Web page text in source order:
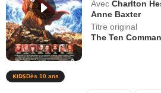
Avec Charlton
Anne Baxter
Titre original
The Ten
Dès 10 ans